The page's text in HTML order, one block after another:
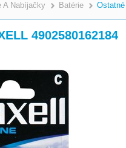
A Nabíjačky >
Batérie Ostatné
4902580162184